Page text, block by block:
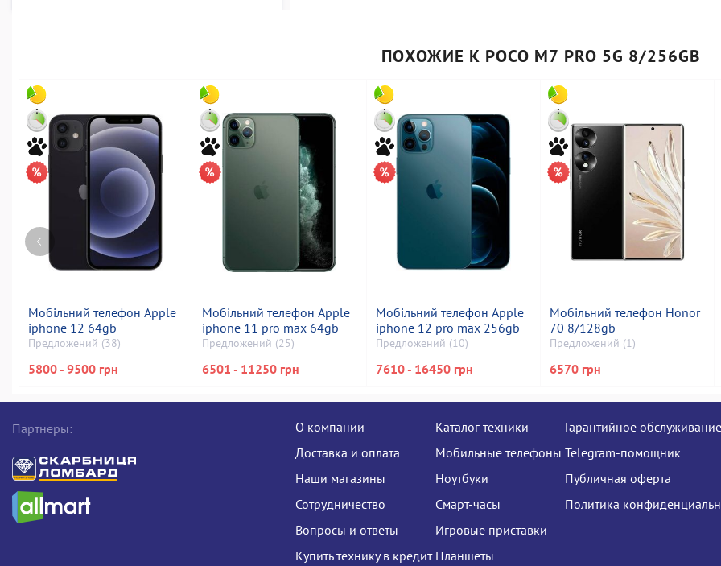
ПОХОЖИЕ К POCO M7 PRO 5G 8/256GB
Мобільний телефон Apple
iphone 12 64gb
Предложений (38)
5800 - 9500 грн
Мобільний телефон Apple
iphone 11 pro max 64gb
Предложений (25)
6501 - 11250 грн
Мобільний телефон Apple
iphone 12 pro max 256gb
Предложений (10)
7610 - 16450 грн
Мобільний телефон Honor
70 8/128gb
Предложений (1)
6570 грн
Партнеры:
О компании
Доставка и оплата
Наши магазины
Сотрудничество
Вопросы и ответы
Купить технику в кредит
Каталог техники
Мобильные телефоны
Ноутбуки
Смарт-часы
Игровые приставки
Планшеты
Гарантийное обслуживание
Telegram-помощник
Публичная оферта
Политика